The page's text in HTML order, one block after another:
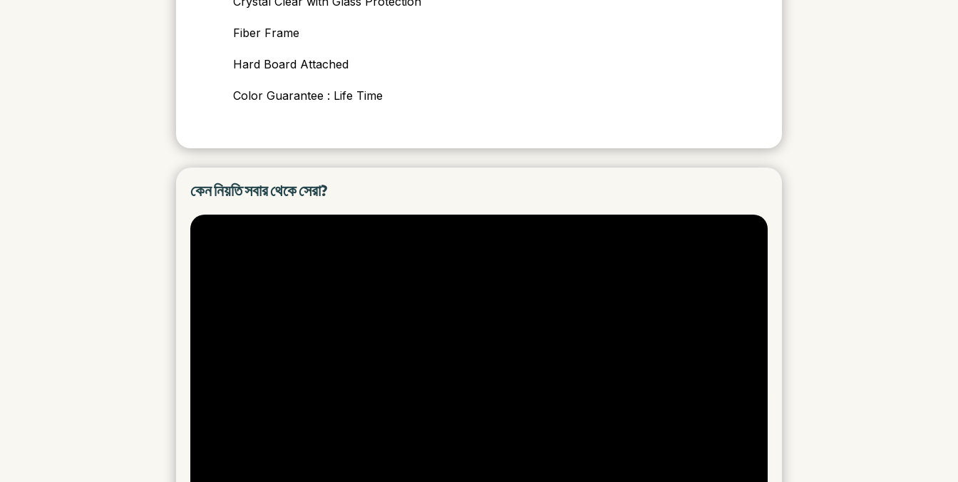
Fiber Frame
Hard Board Attached
Color Guarantee : Life Time
কেন নিয়তি সবার থেকে সেরা?